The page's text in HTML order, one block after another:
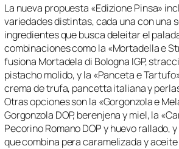
La nueva propuesta «Edizione Pinsa»
variedades distintas, cada una con una
ingredientes que busca deleitar el
combinaciones como la «Mortadella e
fusiona Mortadela di Bologna IGP,
pistacho molido, y la «Panceta e
crema de trufa, pancetta italiana y
Otras opciones son la «Gorgonzola e
Gorgonzola DOP, berenjena y miel, la
Pecorino Romano DOP y huevo rallado,
que combina pera caramelizada y